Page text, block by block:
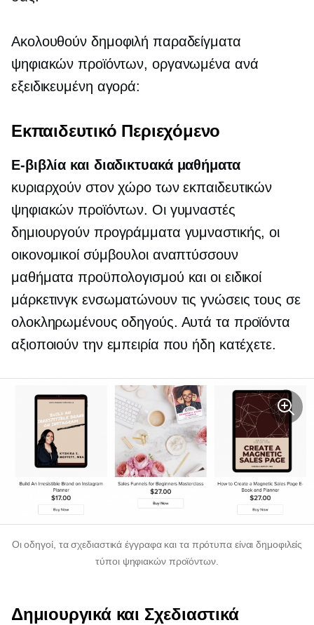
Ακολουθούν δημοφιλή παραδείγματα
ψηφιακών προϊόντων, οργανωμένα ανά
εξειδικευμένη αγορά:
Εκπαιδευτικό Περιεχόμενο
E-βιβλία και διαδικτυακά μαθήματα
κυριαρχούν στον χώρο των εκπαιδευτικών
ψηφιακών προϊόντων. Οι γυμναστές
δημιουργούν προγράμματα γυμναστικής, οι
οικονομικοί σύμβουλοι αναπτύσσουν
μαθήματα προϋπολογισμού και οι ειδικοί
μάρκετινγκ ενσωματώνουν τις γνώσεις τους σε
ολοκληρωμένους οδηγούς. Αυτά τα προϊόντα
αξιοποιούν την εμπειρία που ήδη κατέχετε.
Οι οδηγοί, τα σχεδιαστικά έγγραφα και τα πρότυπα είναι δημοφιλείς
τύποι ψηφιακών προϊόντων.
Δημιουργικά και Σχεδιαστικά